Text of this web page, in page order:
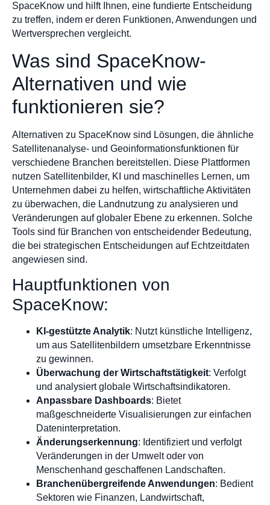
SpaceKnow und hilft Ihnen, eine fundierte Entscheidung
zu treffen, indem er deren Funktionen, Anwendungen und
Wertversprechen vergleicht.
Was sind SpaceKnow-
Alternativen und wie
funktionieren sie?
Alternativen zu SpaceKnow sind Lösungen, die ähnliche
Satellitenanalyse- und Geoinformationsfunktionen für
verschiedene Branchen bereitstellen. Diese Plattformen
nutzen Satellitenbilder, KI und maschinelles Lernen, um
Unternehmen dabei zu helfen, wirtschaftliche Aktivitäten
zu überwachen, die Landnutzung zu analysieren und
Veränderungen auf globaler Ebene zu erkennen. Solche
Tools sind für Branchen von entscheidender Bedeutung,
die bei strategischen Entscheidungen auf Echtzeitdaten
angewiesen sind.
Hauptfunktionen von
SpaceKnow:
KI-gestützte Analytik: Nutzt künstliche Intelligenz,
um aus Satellitenbildern umsetzbare Erkenntnisse
zu gewinnen.
Überwachung der Wirtschaftstätigkeit: Verfolgt
und analysiert globale Wirtschaftsindikatoren.
Anpassbare Dashboards: Bietet
maßgeschneiderte Visualisierungen zur einfachen
Dateninterpretation.
Änderungserkennung: Identifiziert und verfolgt
Veränderungen in der Umwelt oder von
Menschenhand geschaffenen Landschaften.
Branchenübergreifende Anwendungen: Bedient
Sektoren wie Finanzen, Landwirtschaft,